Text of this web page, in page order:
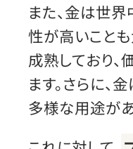
また、金は世
性が高いこと
成熟しており
ます。さらに、
多様な用途が